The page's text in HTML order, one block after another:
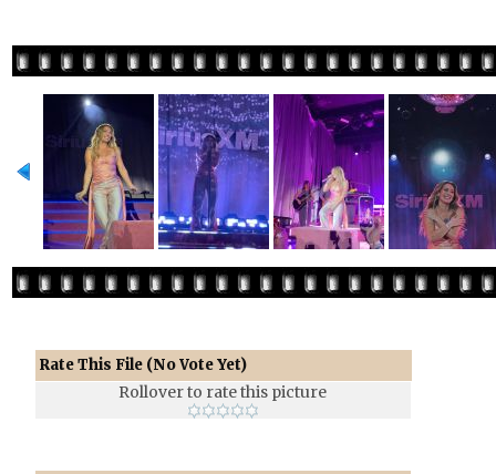
Rate This File (No Vote Yet)
Rollover to rate this picture